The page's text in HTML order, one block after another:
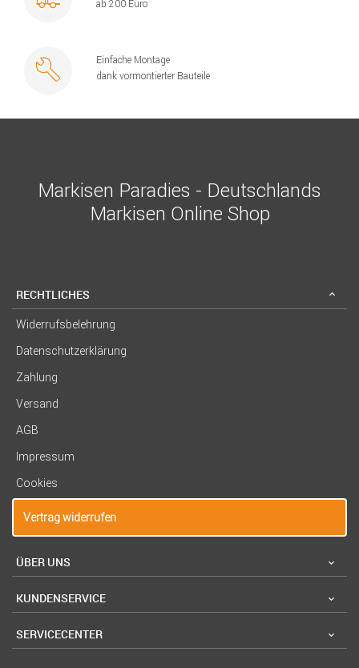
ab 200 Euro
Einfache Montage
dank vormontierter Bauteile
Markisen Paradies - Deutschlands
Markisen Online Shop
RECHTLICHES
Widerrufsbelehrung
Datenschutzerklärung
Zahlung
Versand
AGB
Impressum
Cookies
Vertrag widerrufen
ÜBER UNS
KUNDENSERVICE
SERVICECENTER